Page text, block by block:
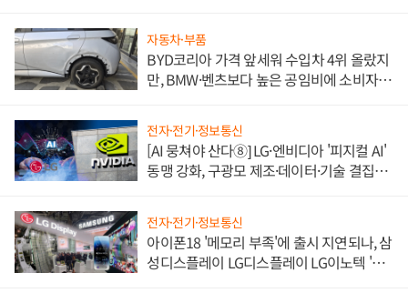
자동차·부품
BYD코리아 가격 앞세워 수입차 4위 올랐지
만, BMW·벤츠보다 높은 공임비에 소비자
전자·전기·정보통신
[AI 뭉쳐야 산다⑧] LG·엔비디아 '피지컬 AI'
동맹 강화, 구광모 제조·데이터·기술 결집
전자·전기·정보통신
아이폰18 '메모리 부족'에 출시 지연되나, 삼
성디스플레이 LG디스플레이 LG이노텍 '탈